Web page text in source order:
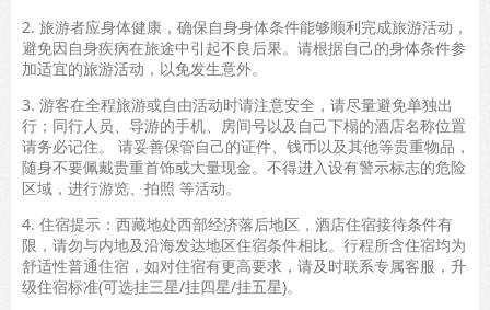
2. 旅游者应身体健康，确保自身身体条件能够顺利完成旅游活动，
避免因自身疾病在旅途中引起不良后果。请根据自己的身体条件参
加适宜的旅游活动，以免发生意外。
3. 游客在全程旅游或自由活动时请注意安全，请尽量避免单独出
行；同行人员、导游的手机、房间号以及自己下榻的酒店名称位置
请务必记住。 请妥善保管自己的证件、钱币以及其他等贵重物品，
随身不要佩戴贵重首饰或大量现金。不得进入设有警示标志的危险
区域，进行游览、拍照 等活动。
4. 住宿提示：西藏地处西部经济落后地区，酒店住宿接待条件有
限，请勿与内地及沿海发达地区住宿条件相比。行程所含住宿均为
舒适性普通住宿，如对住宿有更高要求，请及时联系专属客服，升
级住宿标准(可选挂三星/挂四星/挂五星)。